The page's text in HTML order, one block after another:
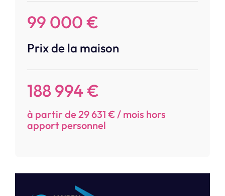
99 000 €
Prix de la maison
188 994 €
à partir de 29 631 € / mois hors
apport personnel